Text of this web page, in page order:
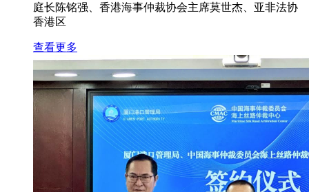
庭长陈铭强、香港海事仲裁协会主席莫世杰、亚非法协
香港区
查看更多